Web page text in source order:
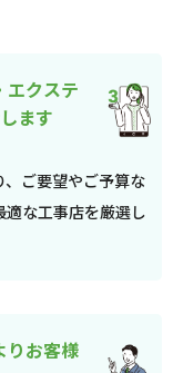
エクステ
ます
ご要望やご予算な
適な工事店を厳選し
りお客様